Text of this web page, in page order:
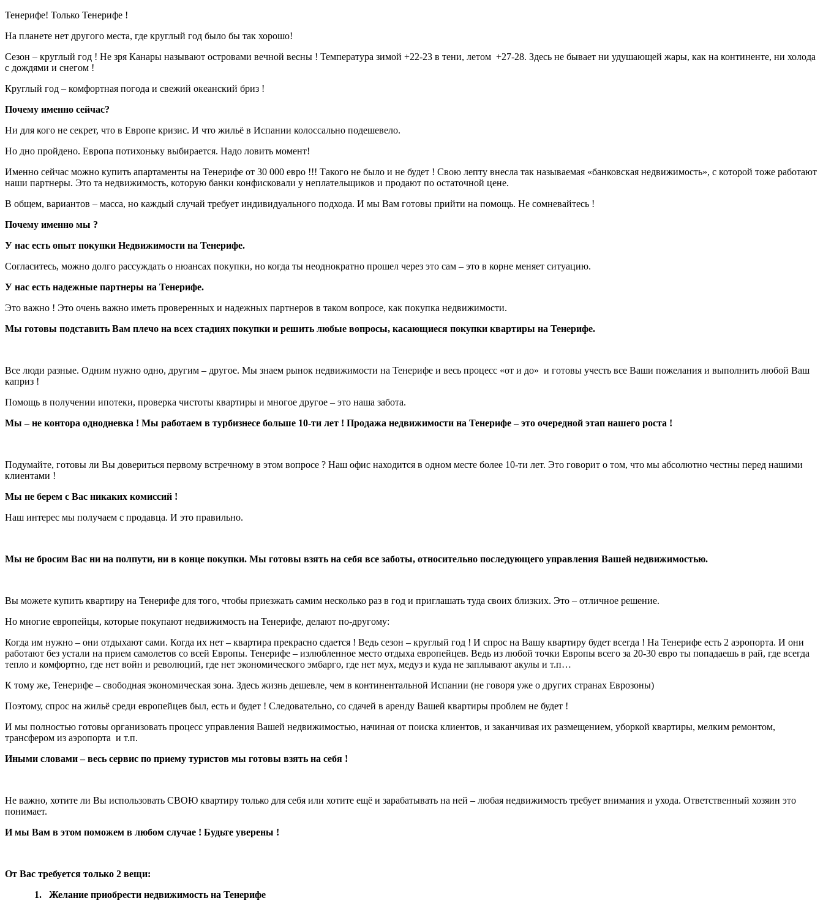
Тенерифе! Только Тенерифе !
На планете нет другого места, где круглый год было бы так хорошо!
Сезон – круглый год ! Не зря Канары называют островами вечной весны ! Температура зимой +22-23 в тени, летом +27-28. Здесь не бывает ни удушающей жары, как на континенте, ни холода
с дождями и снегом !
Круглый год – комфортная погода и свежий океанский бриз !
Почему именно сейчас?
Ни для кого не секрет, что в Европе кризис. И что жильё в Испании колоссально подешевело.
Но дно пройдено. Европа потихоньку выбирается. Надо ловить момент!
Именно сейчас можно купить апартаменты на Тенерифе от 30 000 евро !!! Такого не было и не будет ! Свою лепту внесла так называемая «банковская недвижимость», с которой тоже работают
наши партнеры. Это та недвижимость, которую банки конфисковали у неплательщиков и продают по остаточной цене.
В общем, вариантов – масса, но каждый случай требует индивидуального подхода. И мы Вам готовы прийти на помощь. Не сомневайтесь !
Почему именно мы ?
У нас есть опыт покупки Недвижимости на Тенерифе.
Согласитесь, можно долго рассуждать о нюансах покупки, но когда ты неоднократно прошел через это сам – это в корне меняет ситуацию.
У нас есть надежные партнеры на Тенерифе.
Это важно ! Это очень важно иметь проверенных и надежных партнеров в таком вопросе, как покупка недвижимости.
Мы готовы подставить Вам плечо на всех стадиях покупки и решить любые вопросы, касающиеся покупки квартиры на Тенерифе.
Все люди разные. Одним нужно одно, другим – другое. Мы знаем рынок недвижимости на Тенерифе и весь процесс «от и до» и готовы учесть все Ваши пожелания и выполнить любой Ваш
каприз !
Помощь в получении ипотеки, проверка чистоты квартиры и многое другое – это наша забота.
Мы – не контора однодневка ! Мы работаем в турбизнесе больше 10-ти лет ! Продажа недвижимости на Тенерифе – это очередной этап нашего роста !
Подумайте, готовы ли Вы довериться первому встречному в этом вопросе ? Наш офис находится в одном месте более 10-ти лет. Это говорит о том, что мы абсолютно честны перед нашими
клиентами !
Мы не берем с Вас никаких комиссий !
Наш интерес мы получаем с продавца. И это правильно.
Мы не бросим Вас ни на полпути, ни в конце покупки. Мы готовы взять на себя все заботы, относительно последующего управления Вашей недвижимостью.
Вы можете купить квартиру на Тенерифе для того, чтобы приезжать самим несколько раз в год и приглашать туда своих близких. Это – отличное решение.
Но многие европейцы, которые покупают недвижимость на Тенерифе, делают по-другому:
Когда им нужно – они отдыхают сами. Когда их нет – квартира прекрасно сдается ! Ведь сезон – круглый год ! И спрос на Вашу квартиру будет всегда ! На Тенерифе есть 2 аэропорта. И они
работают без устали на прием самолетов со всей Европы. Тенерифе – излюбленное место отдыха европейцев. Ведь из любой точки Европы всего за 20-30 евро ты попадаешь в рай, где всегда
тепло и комфортно, где нет войн и революций, где нет экономического эмбарго, где нет мух, медуз и куда не заплывают акулы и т.п…
К тому же, Тенерифе – свободная экономическая зона. Здесь жизнь дешевле, чем в континентальной Испании (не говоря уже о других странах Еврозоны)
Поэтому, спрос на жильё среди европейцев был, есть и будет ! Следовательно, со сдачей в аренду Вашей квартиры проблем не будет !
И мы полностью готовы организовать процесс управления Вашей недвижимостью, начиная от поиска клиентов, и заканчивая их размещением, уборкой квартиры, мелким ремонтом,
трансфером из аэропорта и т.п.
Иными словами – весь сервис по приему туристов мы готовы взять на себя !
Не важно, хотите ли Вы использовать СВОЮ квартиру только для себя или хотите ещё и зарабатывать на ней – любая недвижимость требует внимания и ухода. Ответственный хозяин это
понимает.
И мы Вам в этом поможем в любом случае ! Будьте уверены !
От Вас требуется только 2 вещи:
1.
Желание приобрести недвижимость на Тенерифе